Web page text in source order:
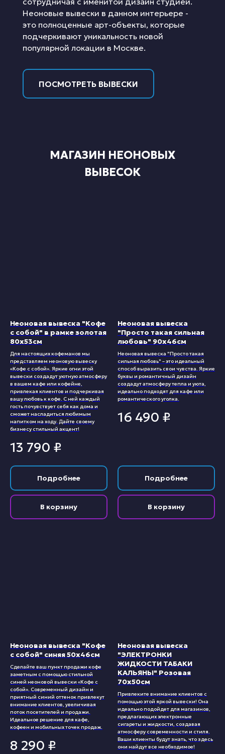
Неоновые вывески в данном интерьере -
это полноценные арт-объекты, которые
подчеркивают уникальность новой
популярной локации в Москве.
ПОСМОТРЕТЬ ВЫВЕСКИ
МАГАЗИН НЕОНОВЫХ
ВЫВЕСОК
Неоновая вывеска "Кофе
с собой" в рамке золотая
80х53см
Для настоящих кофеманов мы
представляем неоновую вывеску
«Кофе с собой». Яркие огни этой
вывески создадут уютную атмосферу
в вашем кафе или кофейне,
привлекая клиентов и подчеркивая
вашу любовь к кофе. С ней каждый
гость почувствует себя как дома и
сможет насладиться любимым
напитком на ходу. Дайте своему
бизнесу стильный акцент!
13 790 ₽
Подробнее
В корзину
Неоновая вывеска
"Просто такая сильная
любовь" 90х46см
Неоновая вывеска "Просто такая
сильная любовь" – это идеальный
способ выразить свои чувства. Яркие
буквы и романтичный дизайн
создадут атмосферу тепла и уюта,
идеально подходят для кафе или
романтического уголка.
16 490 ₽
Подробнее
В корзину
Неоновая вывеска "Кофе
с собой" синяя 50х46см
Сделайте ваш пункт продажи кофе
заметным с помощью стильной
синей неоновой вывески «Кофе с
собой». Современный дизайн и
приятный синий оттенок привлекут
внимание клиентов, увеличивая
поток посетителей и продажи.
Идеальное решение для кафе,
кофеен и мобильных точек продаж.
8 290 ₽
Неоновая вывеска
"ЭЛЕКТРОНКИ
ЖИДКОСТИ ТАБАКИ
КАЛЬЯНЫ" Розовая
70х50см
Привлеките внимание клиентов с
помощью этой яркой вывески! Она
идеально подойдет для магазинов,
предлагающих электронные
сигареты и жидкости, создавая
атмосферу современности и стиля.
Ваши клиенты будут знать, что здесь
они найдут все необходимое!